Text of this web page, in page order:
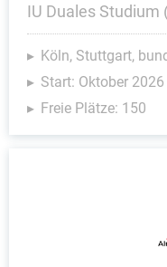
IU Duales
Köln, Stuttgart,
Start: Oktober 2026
Freie Plätze: 150